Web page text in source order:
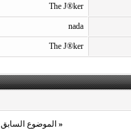
The J®ker
nada
The J®ker
« الموضوع السابق